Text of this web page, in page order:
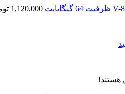
1,120,000
هستند!